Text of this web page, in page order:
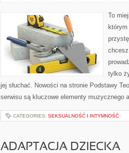
To
tylko
jej słuchać. Nowości na stronie Podstawy
serwisu są kluczowe elementy
CATEGORIES: SEKSUALNOŚĆ I INTYMNOŚĆ
ADAPTACJA DZIECKA